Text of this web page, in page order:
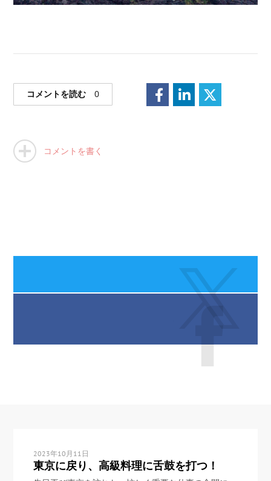
コメントを読む 0
コメントを書く
2023年10月11日
東京に戻り、高級料理に舌鼓を打つ！